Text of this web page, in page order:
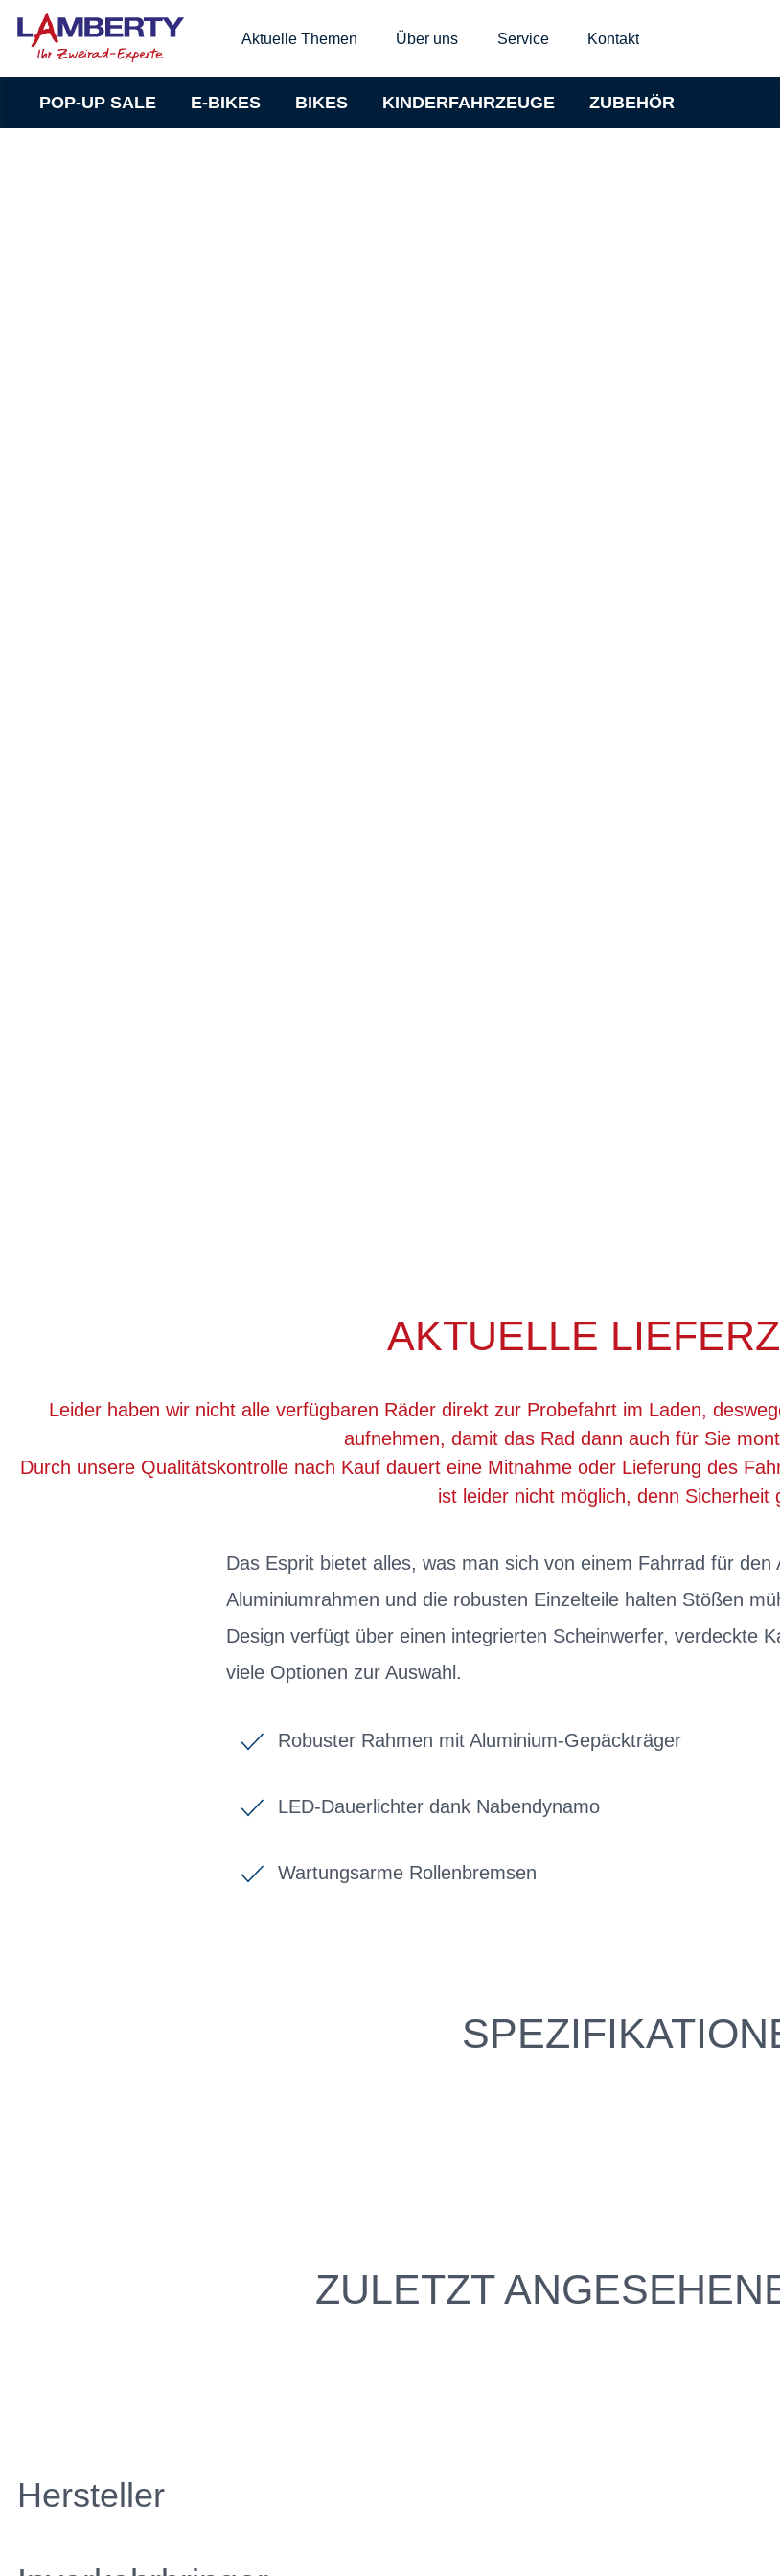
Aktuelle Themen Über uns Service Kontakt
POP-UP SALE E-BIKES BIKES KINDERFAHRZEUGE ZUBEHÖR
AKTUELLE
Leider haben wir nicht alle verfügbaren Räder direkt zur Probefahrt im Laden,
aufnehmen, damit das Rad dann auch für Sie
Durch unsere Qualitätskontrolle nach Kauf dauert eine Mitnahme oder Lieferung des
ist leider nicht möglich, denn Sicherheit
Das Esprit bietet alles, was man sich von einem Fahrrad für den
Aluminiumrahmen und die robusten Einzelteile halten Stößen
Design verfügt über einen integrierten Scheinwerfer, verdeckte
viele Optionen zur Auswahl.
Robuster Rahmen mit Aluminium-Gepäckträger
LED-Dauerlichter dank Nabendynamo
Wartungsarme Rollenbremsen
ZULETZT
Hersteller